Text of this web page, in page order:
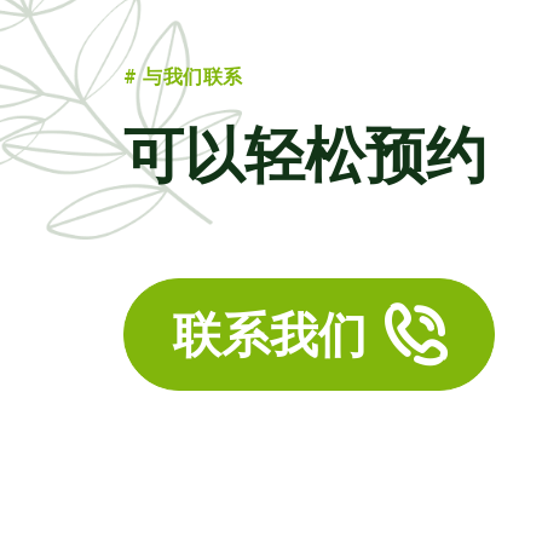
# 与我们联系
可以轻松预约
联系我们